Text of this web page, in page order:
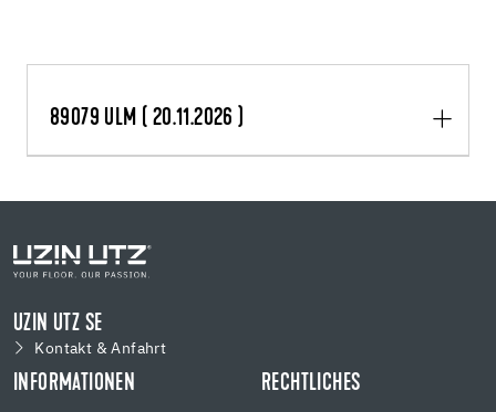
89079 ULM ( 20.11.2026 )
UZIN UTZ SE
Kontakt & Anfahrt
INFORMATIONEN RECHTLICHES